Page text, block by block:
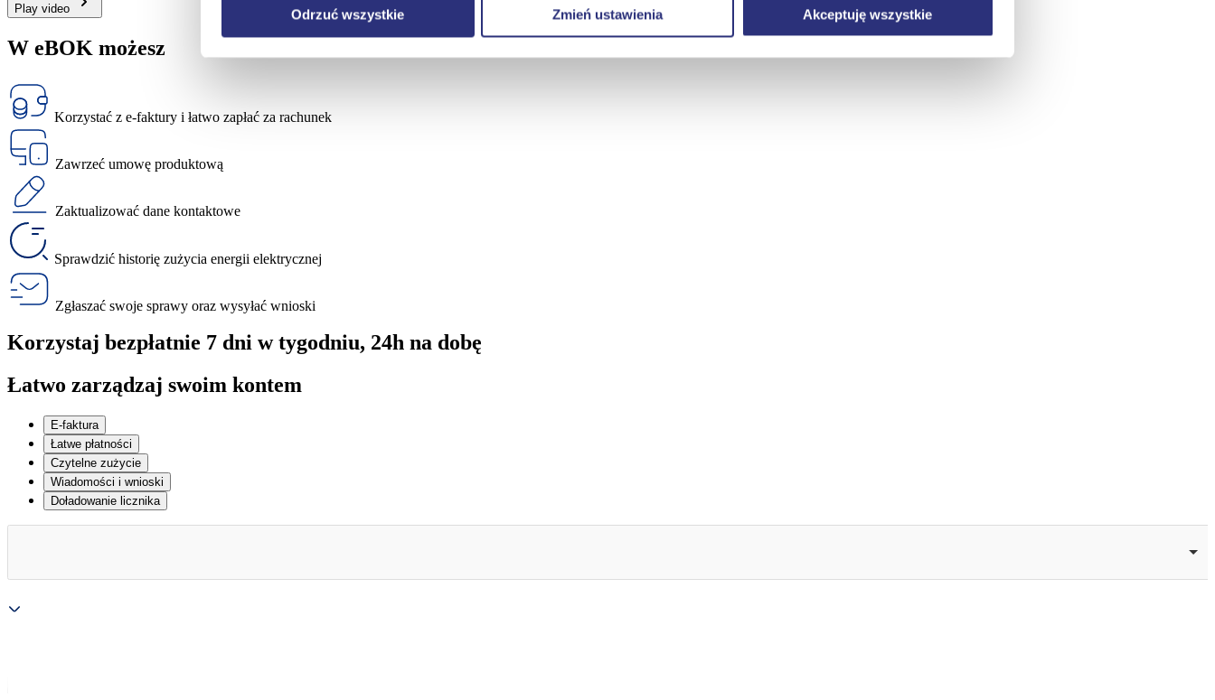
Odrzuć wszystkie Zmień ustawienia Akceptuję wszystkie
Play video
W eBOK możesz
Korzystać z e-faktury i łatwo zapłać za rachunek
Zawrzeć umowę produktową
Zaktualizować dane kontaktowe
Sprawdzić historię zużycia energii elektrycznej
Zgłaszać swoje sprawy oraz wysyłać wnioski
Korzystaj bezpłatnie 7 dni w tygodniu, 24h na dobę
Łatwo zarządzaj swoim kontem
E-faktura
Łatwe płatności
Czytelne zużycie
Wiadomości i wnioski
Doładowanie licznika